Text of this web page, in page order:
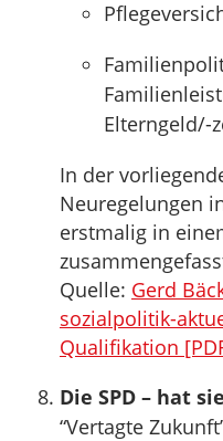
Elterngeld/-
In der
Neuregelungen
erstmalig in
Quelle: Gerd
sozialpolitik-
Qualifikation
Die SPD – hat
“Vertagte